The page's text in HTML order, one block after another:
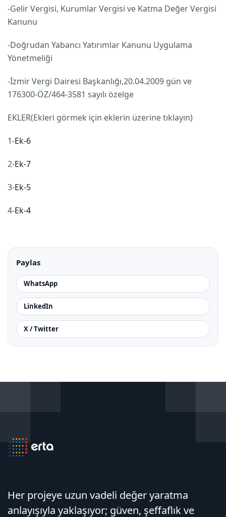
-Gelir Vergisi, Kurumlar Vergisi ve Katma Değer Vergisi
Kanunu
-Doğrudan Yabancı Yatırımlar Kanunu Uygulama
Yönetmeliği
-İzmir Vergi Dairesi Başkanlığı,20.04.2009 gün ve
176300-ÖZ/464-3581 sayılı özelge
EKLER(Ekleri görmek için eklerin üzerine tıklayın)
1-Ek-6
2-Ek-7
3-Ek-5
4-Ek-4
Paylas
WhatsApp
LinkedIn
X / Twitter
Her projeye uzun vadeli değer yaratma
anlayışıyla yaklaşıyor; güven, şeffaflık ve